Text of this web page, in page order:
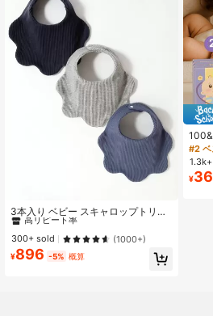
3本入り ベビー スキャロップトリム
装飾 よだれかけ
高リピート率
#6 ベストセラー
高リピート率
#6 ベストセラー
高リピート率
#6 ベストセラー
に 布製よだれかけ ベビーよだれかけとバープクロス
300+ sold (1000+)
¥896 -5% 概算
つ袋
袋、
吊
処理
#2 ベ
¥